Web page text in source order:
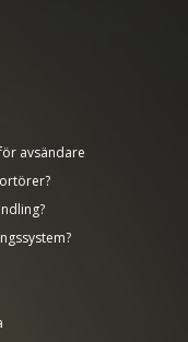
avsändare